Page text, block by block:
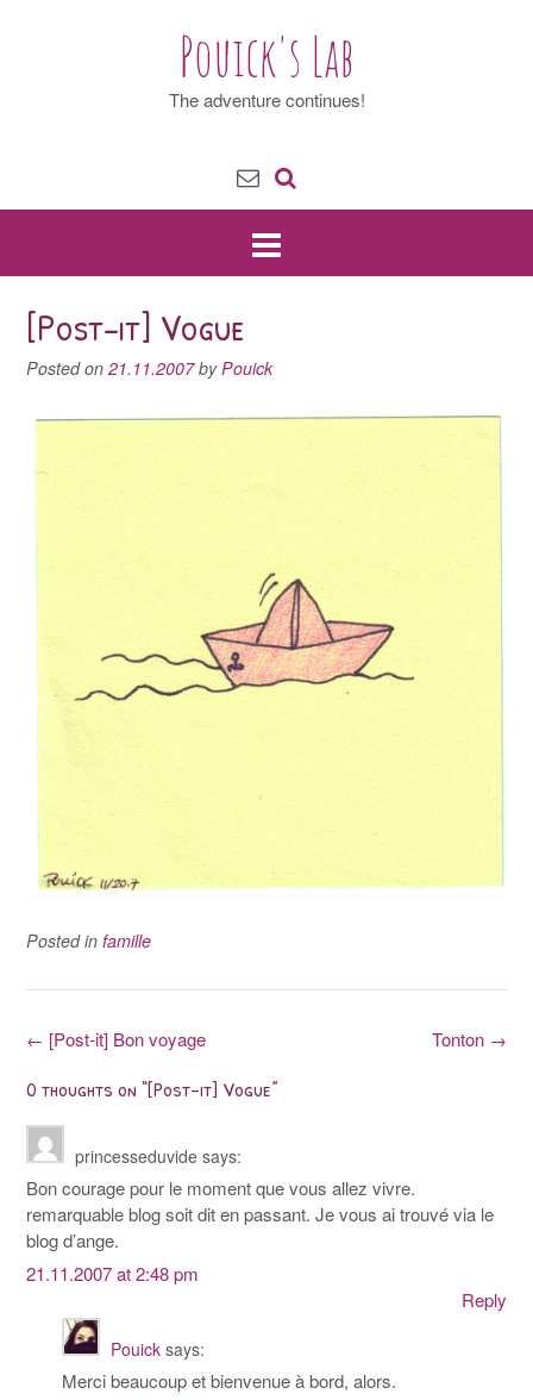
Pouick's Lab
The adventure continues!
[Post-it] Vogue
Posted on 21.11.2007byPouick
Posted in famille
Post
navigation
Tonton →
← [Post-it] Bon voyage
0 thoughts on “[Post-it] Vogue”
princesseduvide says:
Bon courage pour le moment que vous allez vivre.
remarquable blog soit dit en passant. Je vous ai trouvé via le
blog d’ange.
21.11.2007 at 2:48 pm
Reply
Pouick says:
Merci beaucoup et bienvenue à bord, alors.